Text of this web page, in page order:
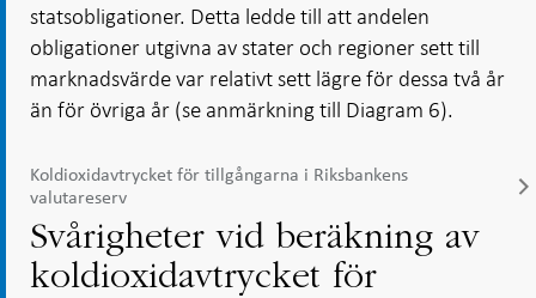
statsobligationer. Detta ledde till att andelen
obligationer utgivna av stater och regioner sett till
marknadsvärde var relativt sett lägre för dessa två år
än för övriga år (se anmärkning till Diagram 6).
Koldioxidavtrycket för tillgångarna i Riksbankens
valutareserv
Svårigheter vid beräkning av
koldioxidavtrycket för